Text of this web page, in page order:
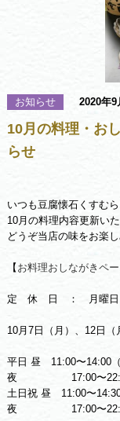
お知らせ 2020年9
10月の料理・お
らせ
いつも豆腐懐石くすむ
10月の料理内容更新いた
どうぞ当店の味をお楽し
【 お料理おしながきペ
定 休 日 ： 月曜日（
10月7日（月）、12日（
平日 昼 11:00〜14:00（
夜 17:00〜22:30
土日祝 昼 11:00〜14:30
夜 17:00〜22:30